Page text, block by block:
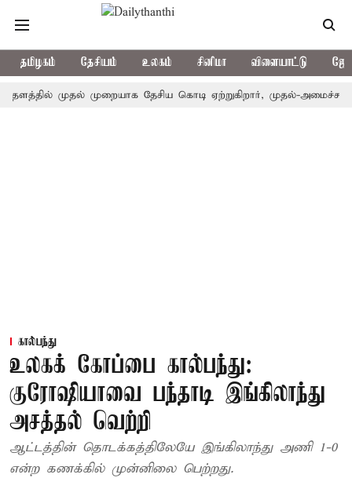
தமிழகம் தேசியம் உலகம் சினிமா விளையாட்டு
முதல் முறையாக தேசிய கொடி ஏற்றுகிறார், முதல்-அமைச்சர் விஜய்!
கால்பந்து
உலகக் கோப்பை கால்பந்து:
குரோஷியாவை பந்தாடி இங்கிலாந்து
அசத்தல் வெற்றி
ஆட்டத்தின் தொடக்கத்திலேயே இங்கிலாந்து அணி 1-0
என்ற கணக்கில் முன்னிலை பெற்றது.